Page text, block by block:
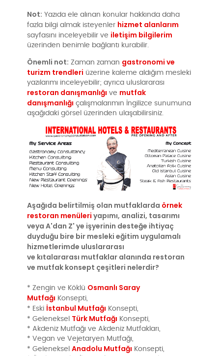
Not: Yazıda ele alınan konular hakkında daha
fazla bilgi almak isteyenler hizmet alanlarım
sayfasını inceleyebilir ve iletişim bilgilerim
üzerinden benimle bağlantı kurabilir.
Önemli not: Zaman zaman gastronomi ve
turizm trendleri üzerine kaleme aldığım mesleki
yazılarımı inceleyebilir; ayrıca uluslararası
restoran danışmanlığı ve mutfak
danışmanlığı çalışmalarımın İngilizce sunumuna
aşağıdaki görsel üzerinden ulaşabilirsiniz.
Aşağıda belirtilmiş olan mutfaklarda örnek
restoran menüleri yapımı, analizi, tasarımı
veya A'dan Z' ye işyerinin desteğe ihtiyaç
duyduğu bire bir mesleki eğitim uygulamalı
hizmetlerimde uluslararası
ve kıtalararası mutfaklar alanında restoran
ve mutfak konsept çeşitleri nelerdir?
* Zengin ve Köklü Osmanlı Saray
Mutfağı Konsepti,
* Eski İstanbul Mutfağı Konsepti,
* Geleneksel Türk Mutfağı Konsepti,
* Akdeniz Mutfağı ve Akdeniz Mutfakları,
* Vegan ve Vejetaryen Mutfağı,
* GelenekselAnadolu Mutfağı Konsepti,